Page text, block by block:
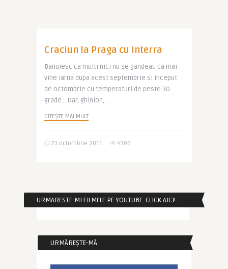
Craciun la Praga cu Interra
Banuiesc ca multi nici nu se gandeau ca mai
vine iarna dupa acest septembrie si inceput
de octombrie cu temperaturi de peste 30
grade… Dar, ghinion, ..
CITEȘTE MAI MULT
21 octombrie 2011 4306
URMARESTE-MI FILMELE PE YOUTUBE. CLICK AICI!
URMĂREȘTE-MĂ